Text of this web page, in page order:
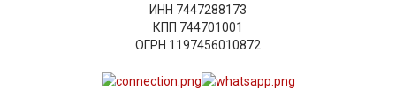
ИНН 7447288173
КПП 744701001
ОГРН 1197456010872